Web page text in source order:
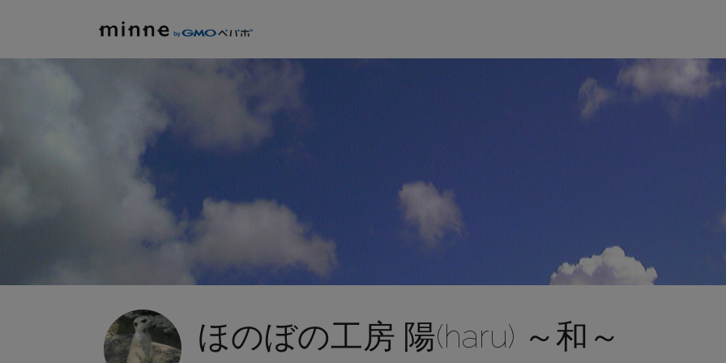
ほのぼの工房 陽(haru) ～和～